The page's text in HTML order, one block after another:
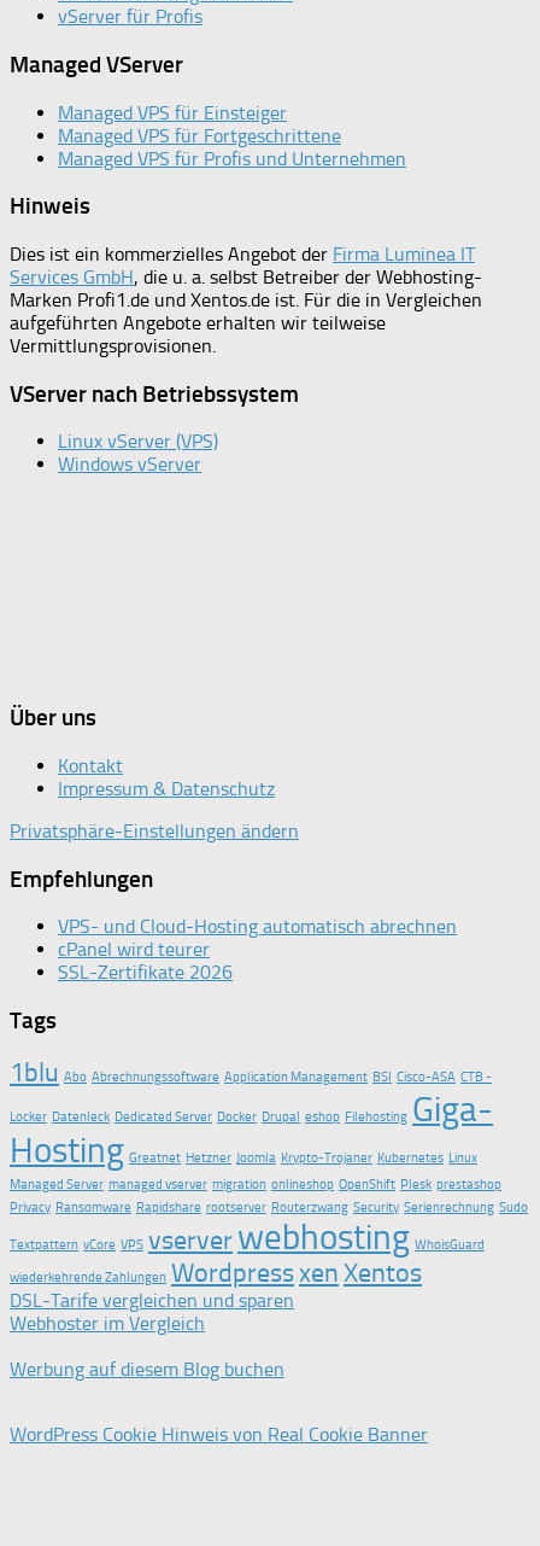
vServer für Profis
Managed VServer
Managed VPS für Einsteiger
Managed VPS für Fortgeschrittene
Managed VPS für Profis und Unternehmen
Hinweis
Dies ist ein kommerzielles Angebot der Firma Luminea IT
Services GmbH, die u. a. selbst Betreiber der Webhosting-
Marken Profi1.de und Xentos.de ist. Für die in Vergleichen
aufgeführten Angebote erhalten wir teilweise
Vermittlungsprovisionen.
VServer nach Betriebssystem
Linux vServer (VPS)
Windows vServer
Über uns
Kontakt
Impressum & Datenschutz
Privatsphäre-Einstellungen ändern
Empfehlungen
VPS- und Cloud-Hosting automatisch abrechnen
cPanel wird teurer
SSL-Zertifikate 2026
Tags
1blu Abo Abrechnungssoftware Application Management BSI Cisco-ASA CTB -
Locker Datenleck Dedicated Server Docker Drupal eshop Filehosting Giga-
Hosting Greatnet Hetzner Joomla Krypto-Trojaner Kubernetes Linux
Managed Server managed vserver migration onlineshop OpenShift Plesk prestashop
Privacy Ransomware Rapidshare rootserver Routerzwang Security Serienrechnung Sudo
Textpattern vCore VPS vserverwebhosting WhoisGuard
wiederkehrende Zahlungen WordpressxenXentos
DSL-Tarife vergleichen und sparen
Webhoster im Vergleich
Werbung auf diesem Blog buchen
WordPress Cookie Hinweis von Real Cookie Banner